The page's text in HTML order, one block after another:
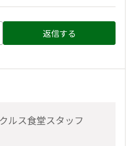
返信する
ルス食堂スタッフ